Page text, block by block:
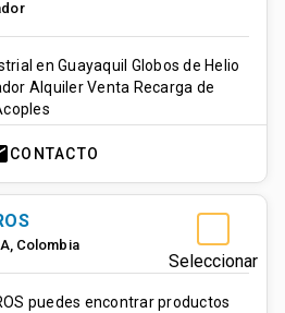
en Guayaquil Globos de Helio
Alquiler Venta Recarga de
CONTACTO
Seleccionar
, Colombia
puedes encontrar productos